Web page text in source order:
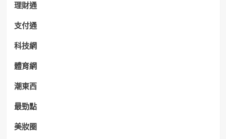
理財通
支付通
科技網
體育網
潮東西
最勁點
美妝圈